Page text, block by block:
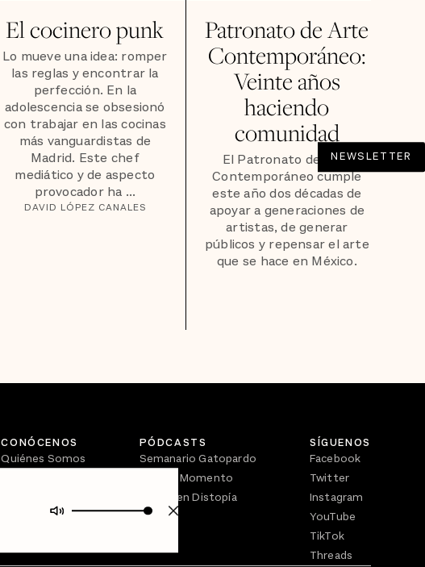
NEWSLETTER
El cocinero punk
Lo mueve una idea: romper
las reglas y encontrar la
perfección. En la
adolescencia se obsesionó
con trabajar en las cocinas
más vanguardistas de
Madrid. Este chef
mediático y de aspecto
provocador ha ...
DAVID LÓPEZ CANALES
Patronato de Arte
Contemporáneo:
Veinte años
haciendo
comunidad
El Patronato de Arte
Contemporáneo cumple
este año dos décadas de
apoyar a generaciones de
artistas, de generar
públicos y repensar el arte
que se hace en México.
CONÓCENOS
Quiénes Somos
PÓDCASTS
Semanario Gatopardo
En Qué Momento
Crecer en Distopía
SÍGUENOS
Facebook
Twitter
Instagram
YouTube
TikTok
Threads